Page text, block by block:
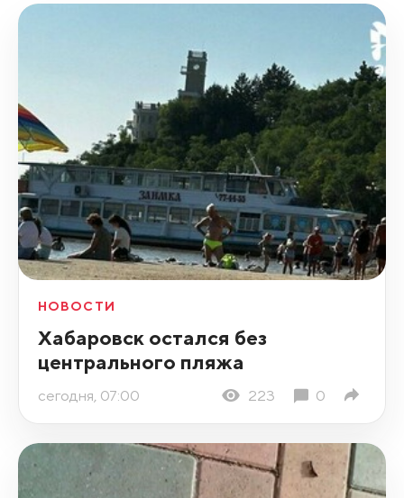
НОВОСТИ
Хабаровск остался без
центрального пляжа
сегодня, 07:00 223 0